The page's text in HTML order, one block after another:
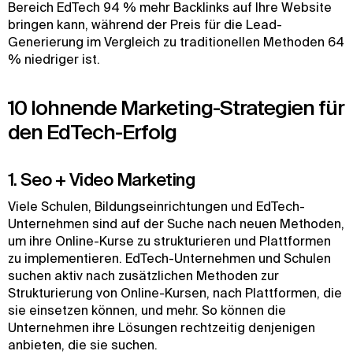
Bereich EdTech 94 % mehr Backlinks auf Ihre Website
bringen kann, während der Preis für die Lead-
Generierung im Vergleich zu traditionellen Methoden 64
% niedriger ist.
10 lohnende Marketing-Strategien für
den EdTech-Erfolg
1. Seo + Video Marketing
Viele Schulen, Bildungseinrichtungen und EdTech-
Unternehmen sind auf der Suche nach neuen Methoden,
um ihre Online-Kurse zu strukturieren und Plattformen
zu implementieren. EdTech-Unternehmen und Schulen
suchen aktiv nach zusätzlichen Methoden zur
Strukturierung von Online-Kursen, nach Plattformen, die
sie einsetzen können, und mehr. So können die
Unternehmen ihre Lösungen rechtzeitig denjenigen
anbieten, die sie suchen.